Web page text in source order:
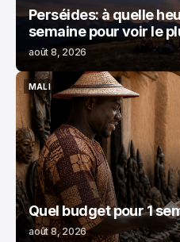
Perséides: à quelle
semaine pour voir le
août 8, 2026
MALI
MALI
Quel budget pour 1
août 8, 2026